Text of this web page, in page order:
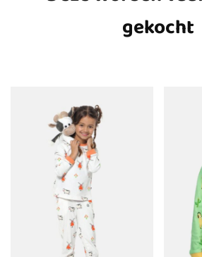
gekocht